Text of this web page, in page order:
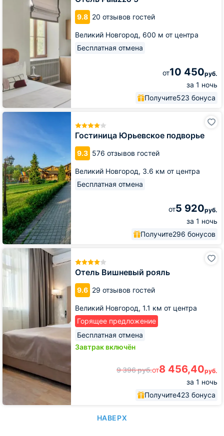
9.8 20 отзывов гостей
Великий Новгород, 600 м от центра
Бесплатная отмена
от10 450руб.
за 1 ночь
Получите523 бонуса
Гостиница Юрьевское подворье
9.3 576 отзывов гостей
Великий Новгород, 3.6 км от центра
Бесплатная отмена
от5 920руб.
за 1 ночь
Получите296 бонусов
Гостиница
Отель Вишневый рояль
9.6 29 отзывов гостей
Великий Новгород, 1.1 км от центра
Горящее предложение
Бесплатная отмена
Завтрак включён
9 396руб.от8 456,40руб.
за 1 ночь
Получите423 бонуса
Отель
Вишневый
рояль
НАВЕРХ